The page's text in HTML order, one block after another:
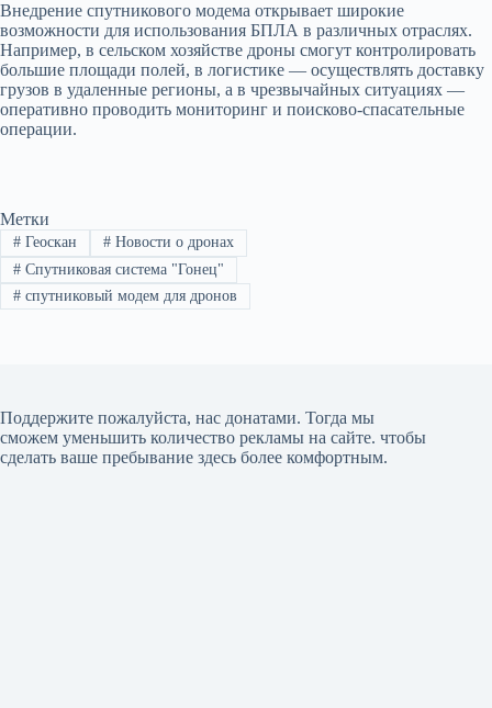
Внедрение спутникового модема открывает широкие
возможности для использования БПЛА в различных отраслях.
Например, в сельском хозяйстве дроны смогут контролировать
большие площади полей, в логистике — осуществлять доставку
грузов в удаленные регионы, а в чрезвычайных ситуациях —
оперативно проводить мониторинг и поисково-спасательные
операции.
Метки
#Геоскан #Новости о дронах
#Спутниковая система "Гонец"
#спутниковый модем для дронов
Поддержите пожалуйста, нас донатами. Тогда мы
сможем уменьшить количество рекламы на сайте. чтобы
сделать ваше пребывание здесь более комфортным.